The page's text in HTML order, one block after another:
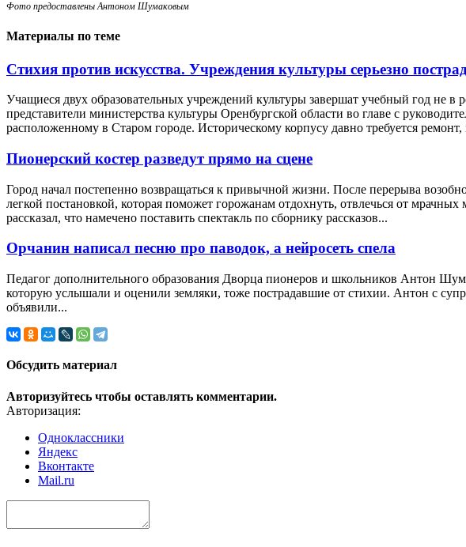
Фото предоставлены Антоном Шумаковым
Материалы по теме
Стихия против искусства. Учреждения культуры серьезно
Учащиеся двух образовательных учреждений культуры завершат учебный год не
представители министерства культуры Оренбургской области во главе с
расположенному в Старом городе. Историческому корпусу давно требуется
Пионерский костер разведут прямо на сцене
Город начал постепенно возвращаться к привычной жизни. После перерыва
легкой постановкой, которая поможет горожанам отдохнуть, отвлечься от
рассказал, что намечено поставить спектакль по сборнику рассказов...
Орчанин написал песню про паводок, а нейросеть спела
Педагог дополнительного образования Дворца пионеров и школьников Антон
которую услышали и оценили земляки, тоже пострадавшие от стихии. Антон с
объявили...
Обсудить материал
Авторизуйтесь чтобы оставлять комментарии.
Авторизация:
Одноклассники
Яндекс
Вконтакте
Mail.ru